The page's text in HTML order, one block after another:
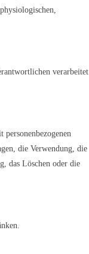
verarbeitet
die Verwendung, die
das Löschen oder die